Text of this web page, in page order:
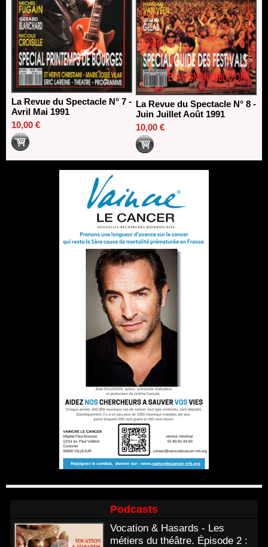
La Revue du Spectacle N° 7 -
Avril Mai 1991
10,00 €
La Revue du Spectacle N° 8 -
Juin Juillet Août 1991
10,00 €
Podcasts
Vocation & Hasards - Les
métiers du théâtre. Épisode 2 :